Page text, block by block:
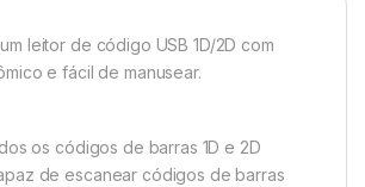
leitor de código USB 1D/2D com
e fácil de manusear.
os códigos de barras 1D e 2D
de escanear códigos de barras